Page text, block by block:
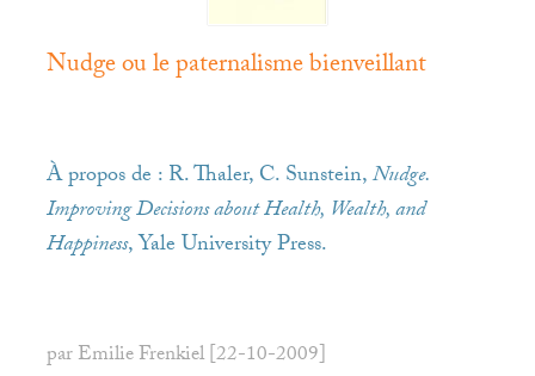
Nudge ou le paternalisme bienveillant
À propos de : R. Thaler, C. Sunstein,Nudge.
Improving Decisions about Health, Wealth, and
Happiness, Yale University Press.
par Emilie Frenkiel [22-10-2009]